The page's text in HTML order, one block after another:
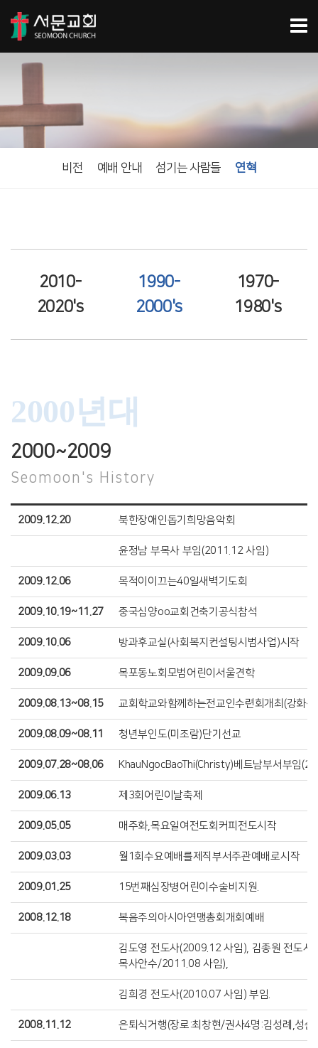
비전 예배 안내 섬기는 사람들 연혁
2010-
2020's
1990-
2000's
1970-
1980's
2000년대
2000~2009
Seomoon's History
2009.12.20 북한장애인돕기희망음악회
윤정남 부목사 부임(2011.12 사임)
2009.12.06 목적이이끄는40일새벽기도회
2009.10.19~11.27 중국심양oo교회건축기공식참석
2009.10.06 방과후교실(사회복지컨설팅시범사업)시작
2009.09.06 목포동노회모범어린이서울견학
2009.08.13~08.15 교회학교와함께하는전교인수련회개최(강화
2009.08.09~08.11 청년부인도(미조람)단기선교
2009.07.28~08.06 KhauNgocBaoThi(Christy)베트남부서부임
2009.06.13 제3회어린이날축제
2009.05.05 매주화,목요일여전도회커피전도시작
2009.03.03 월1회수요예배를제직부서주관예배로시작
2009.01.25 15번째심장병어린이수술비지원.
2008.12.18 복음주의아시아연맹총회개회예배
김도영 전도사(2009.12 사임), 김종원 전도사
목사안수/2011.08 사임),
김희경 전도사(2010.07 사임) 부임.
2008.11.12 은퇴식거행(장로:최창현/권사4명:김성례,성순